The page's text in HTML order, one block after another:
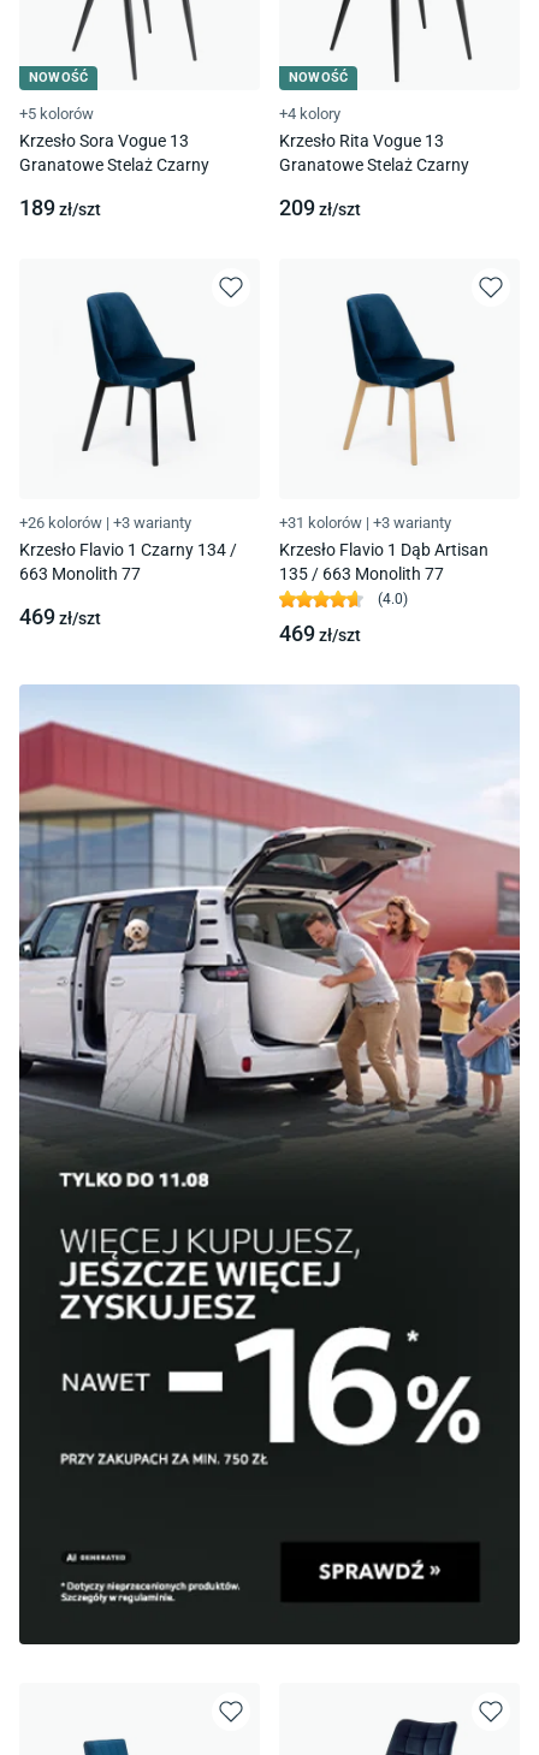
NOWOŚĆ
+5 kolorów
Krzesło Sora Vogue 13
Granatowe Stelaż Czarny
189zł/szt
NOWOŚĆ
+4 kolory
Krzesło Rita Vogue 13
Granatowe Stelaż Czarny
209zł/szt
+26 kolorów | +3 warianty
Krzesło Flavio 1 Czarny 134 /
663 Monolith 77
469zł/szt
+31 kolorów | +3 warianty
Krzesło Flavio 1 Dąb Artisan
135 / 663 Monolith 77
(4.0)
469zł/szt